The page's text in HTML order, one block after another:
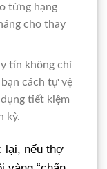
từng hạng
cho thay
tín không chỉ
cách tự vệ
tiết kiệm
kỳ.
lại, nếu thợ